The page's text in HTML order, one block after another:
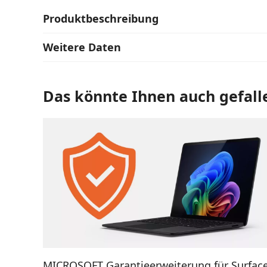
Produktbeschreibung
Weitere Daten
Das könnte Ihnen auch
AUSFÜHRUNG WÄHLEN